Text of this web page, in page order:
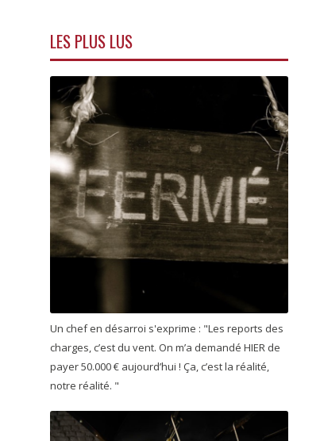
LES PLUS LUS
Un chef en désarroi s'exprime : "Les reports des
charges, c’est du vent. On m’a demandé HIER de
payer 50.000 € aujourd’hui ! Ça, c’est la réalité,
notre réalité. "